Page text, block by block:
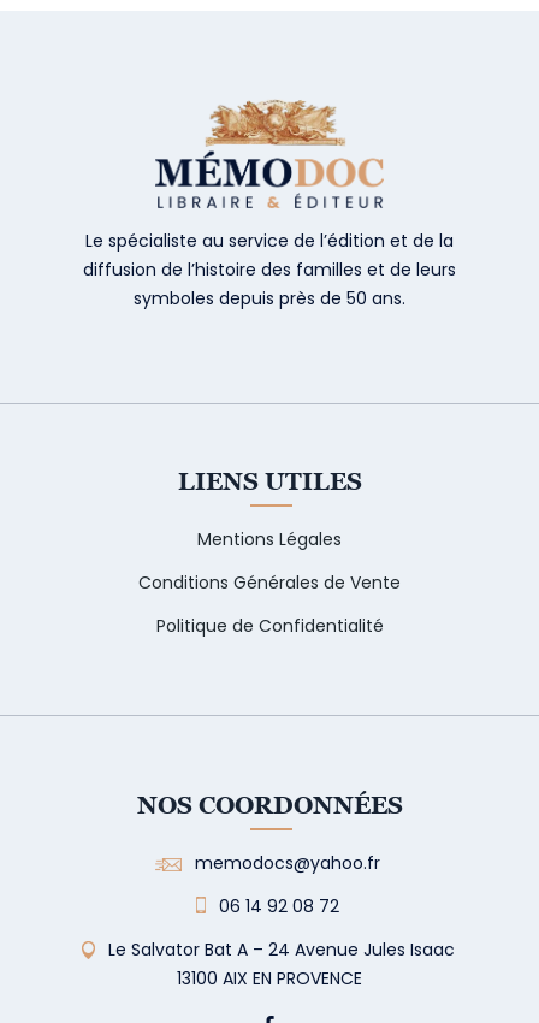
Le spécialiste au service de l’édition et de la
diffusion de l’histoire des familles et de leurs
symboles depuis près de 50 ans.
LIENS UTILES
Mentions Légales
Conditions Générales de Vente
Politique de Confidentialité
NOS COORDONNÉES
memodocs@yahoo.fr
06 14 92 08 72
Le Salvator Bat A – 24 Avenue Jules Isaac
13100 AIX EN PROVENCE